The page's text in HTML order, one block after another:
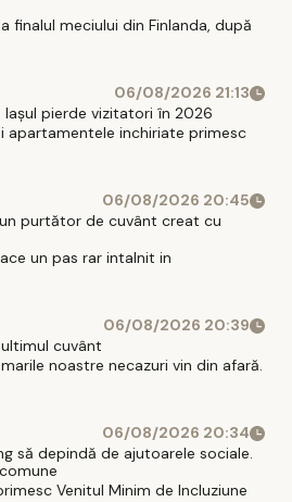
finalul meciului din Finlanda, după
06/08/2026 21:13
Iașul pierde vizitatori în 2026
apartamentele inchiriate primesc
06/08/2026 20:45
purtător de cuvânt creat cu
un pas rar intalnit in
06/08/2026 20:39
cuvânt
noastre necazuri vin din afară.
06/08/2026 20:34
să depindă de ajutoarele sociale.
Venitul Minim de Incluziune